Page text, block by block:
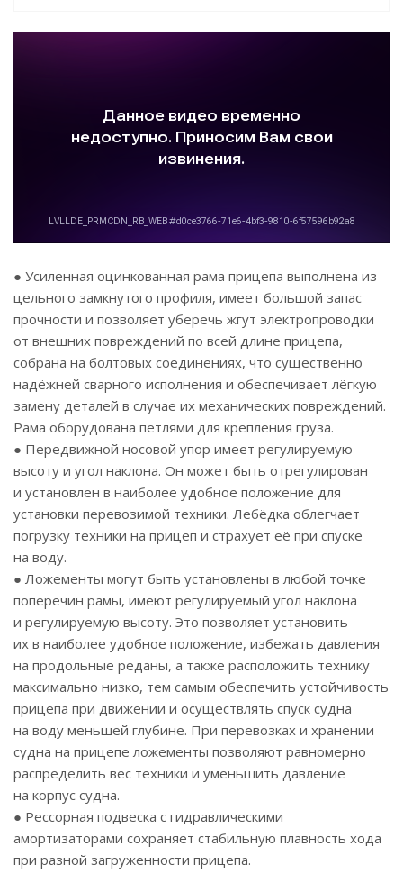
● Усиленная оцинкованная рама прицепа выполнена из
цельного замкнутого профиля, имеет большой запас
прочности и позволяет уберечь жгут электропроводки
от внешних повреждений по всей длине прицепа,
собрана на болтовых соединениях, что существенно
надёжней сварного исполнения и обеспечивает лёгкую
замену деталей в случае их механических повреждений.
Рама оборудована петлями для крепления груза.
● Передвижной носовой упор имеет регулируемую
высоту и угол наклона. Он может быть отрегулирован
и установлен в наиболее удобное положение для
установки перевозимой техники. Лебёдка облегчает
погрузку техники на прицеп и страхует её при спуске
на воду.
● Ложементы могут быть установлены в любой точке
поперечин рамы, имеют регулируемый угол наклона
и регулируемую высоту. Это позволяет установить
их в наиболее удобное положение, избежать давления
на продольные реданы, а также расположить технику
максимально низко, тем самым обеспечить устойчивость
прицепа при движении и осуществлять спуск судна
на воду меньшей глубине. При перевозках и хранении
судна на прицепе ложементы позволяют равномерно
распределить вес техники и уменьшить давление
на корпус судна.
● Рессорная подвеска с гидравлическими
амортизаторами сохраняет стабильную плавность хода
при разной загруженности прицепа.